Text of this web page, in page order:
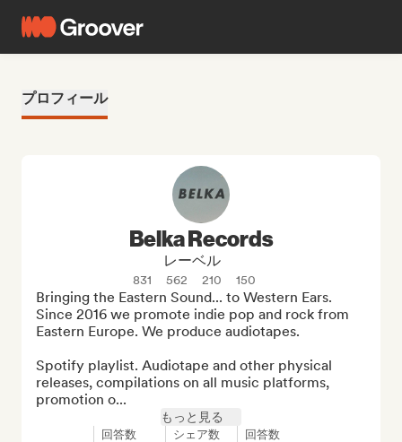
プロフィール
Belka Records
レーベル
831 562 210 150
Bringing the Eastern Sound... to Western Ears.
Since 2016 we promote indie pop and rock from
Eastern Europe. We produce audiotapes.
Spotify playlist. Audiotape and other physical
releases, compilations on all music platforms,
promotion o...
もっと見る
回答数 シェア数 回答数